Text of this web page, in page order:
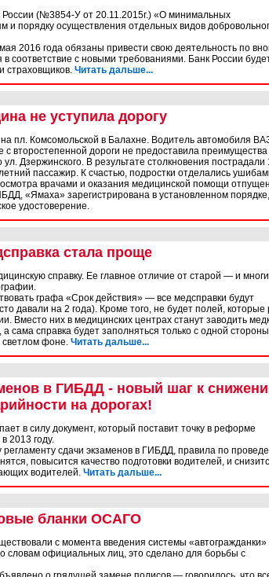
(№3854-У от 20.11.2015г.) «О минимальных
и порядку осуществления отдельных видов
2016 года обязаны привести свою деятельность по
соответствие с новыми требованиями. Банк России
страховщиков. Читать дальше...
не уступила дорогу
пл. Комсомольской в Балахне. Водитель автомобиля
второстепенной дороги не предоставила преимущества
Дзержинского. В результате столкновения пострадали
пассажир. К счастью, подростки отделались
врачами и оказания медицинской помощи
«Ямаха» зарегистрирована в установленном
удостоверение.
стала проще
справку. Ее главное отличие от старой — и
графа «Срок действия» — все медсправки будут
давали на 2 года). Кроме того, не будет полей, которые
Вместо них в медицинских центрах станут заводить
сама справка будет заполняться только с одной
светлом фоне. Читать дальше...
в ГИБДД - новый шаг к
на дорогах!
в силу документ, который поставит точку в реформе
2013 году.
сдачи экзаменов в ГИБДД, правила по
повысится качество подготовки водителей, и
водителей. Читать дальше...
бланки ОСАГО
с момента введения системы
словам официальных лиц, это сделано для борьбы с